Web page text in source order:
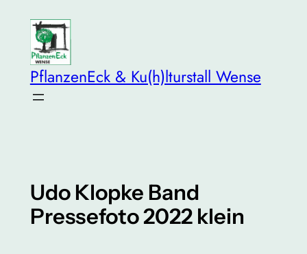
springen
PflanzenEck & Ku(h)lturstall Wense
Udo Klopke Band
Pressefoto 2022 klein